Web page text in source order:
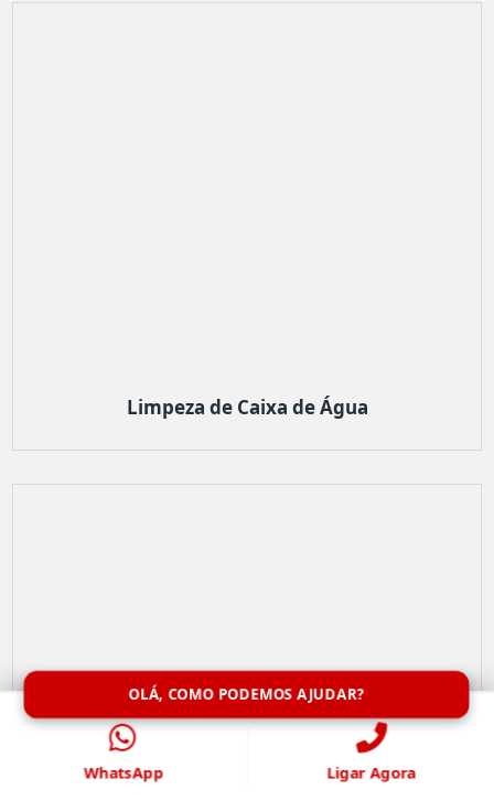
Limpeza de Caixa de Água
OLÁ, COMO PODEMOS AJUDAR?
WhatsApp Ligar Agora